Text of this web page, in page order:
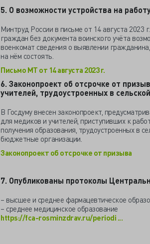
5. О возможности устройства на
Минтруд России в письме от 14 августа 2023
граждан без документа воинского учёта
военкомат сведения о выявлении
на нём состоять.
Письмо МТ от 14 августа 2023 г.
6. Законопроект об отсрочке от
учителей, трудоустроенных в
В Госдуму внесен законопроект,
для медиков и учителей, приступивших к
получения образования, трудоустроенных в
бюджетные организации.
Законопроект об отсрочке от призыва
7. Опубликованы протоколы
– высшее и среднее фармацевтическое
– среднее медицинское образование
https://fca-rosminzdrav.ru/periodi ...